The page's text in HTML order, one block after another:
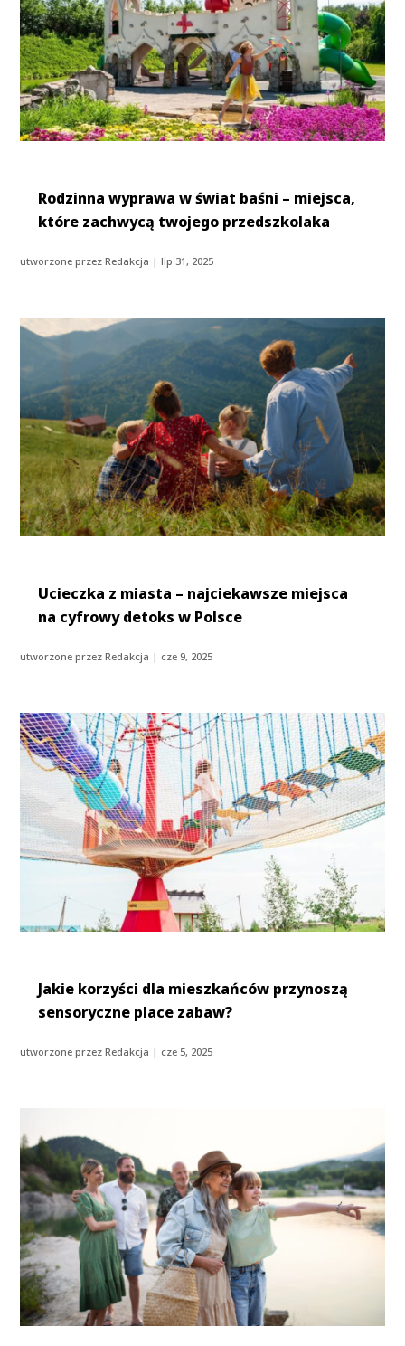
Rodzinna wyprawa w świat baśni – miejsca,
które zachwycą twojego przedszkolaka
utworzone przezRedakcja |lip 31, 2025
Ucieczka z miasta – najciekawsze miejsca
na cyfrowy detoks w Polsce
utworzone przezRedakcja | cze 9, 2025
Jakie korzyści dla mieszkańców przynoszą
sensoryczne place zabaw?
utworzone przezRedakcja | cze 5, 2025